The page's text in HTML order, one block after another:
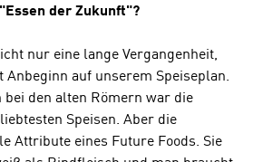
der Zukunft"?
nur eine lange Vergangenheit,
Anbeginn auf unserem Speiseplan.
bei den alten Römern war die
Speisen. Aber die
Attribute eines Future Foods. Sie